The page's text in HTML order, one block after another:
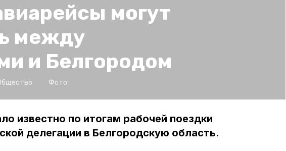
могут
между
и Белгородом
Фото:
известно по итогам рабочей поездки
делегации в Белгородскую область.